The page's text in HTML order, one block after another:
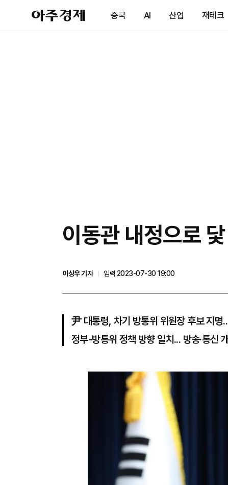
아
주
제
중국 AI 산업 재테크
이동관 내정으로
이상우 기자
입력 2023-07-30 19:00
尹 대통령, 차기 방통위 위원장 후보 지명
정부-방통위 정책 방향 일치... 방송·통신